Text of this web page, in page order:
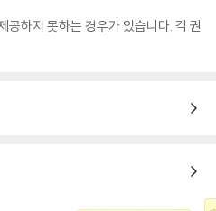
공하지 못하는 경우가 있습니다. 각 권